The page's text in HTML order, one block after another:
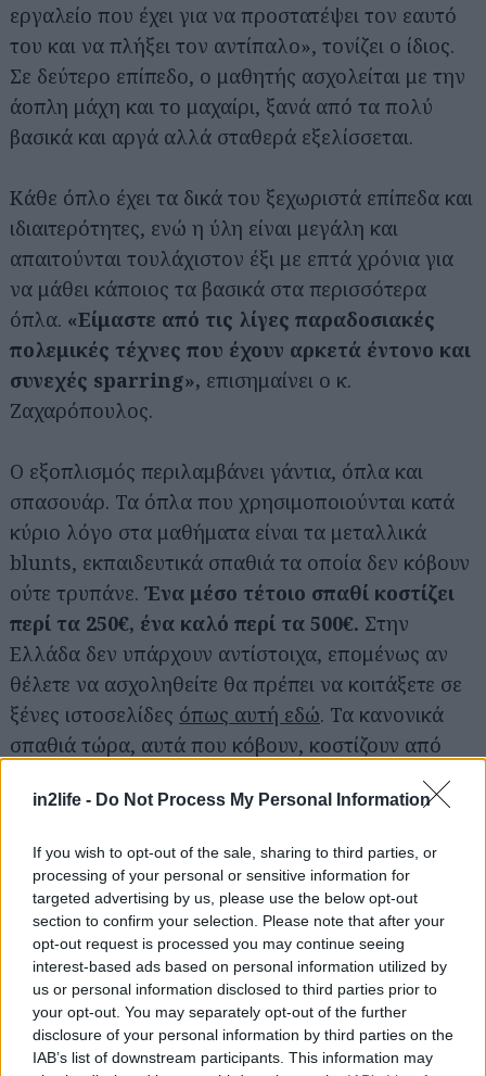
in2life - Do Not Process My Personal Information
If you wish to opt-out of the sale, sharing to third parties, or
processing of your personal or sensitive information for
targeted advertising by us, please use the below opt-out
section to confirm your selection. Please note that after your
opt-out request is processed you may continue seeing
interest-based ads based on personal information utilized by
us or personal information disclosed to third parties prior to
your opt-out. You may separately opt-out of the further
disclosure of your personal information by third parties on the
IAB’s list of downstream participants. This information may
εργαλείο που έχει για να προστατέψει τον εαυτό
του και να πλήξει τον αντίπαλο», τονίζει ο ίδιος.
Σε δεύτερο επίπεδο, ο μαθητής ασχολείται με την
άοπλη μάχη και το μαχαίρι, ξανά από τα πολύ
βασικά και αργά αλλά σταθερά εξελίσσεται.
Κάθε όπλο έχει τα δικά του ξεχωριστά επίπεδα και
ιδιαιτερότητες, ενώ η ύλη είναι μεγάλη και
απαιτούνται τουλάχιστον έξι με επτά χρόνια για
να μάθει κάποιος τα βασικά στα περισσότερα
όπλα. «Είμαστε από τις λίγες παραδοσιακές
πολεμικές τέχνες που έχουν αρκετά έντονο και
συνεχές sparring», επισημαίνει ο κ.
Ζαχαρόπουλος.
Ο εξοπλισμός περιλαμβάνει γάντια, όπλα και
σπασουάρ. Τα όπλα που χρησιμοποιούνται κατά
κύριο λόγο στα μαθήματα είναι τα μεταλλικά
blunts, εκπαιδευτικά σπαθιά τα οποία δεν κόβουν
ούτε τρυπάνε. Ένα μέσο τέτοιο σπαθί κοστίζει
περί τα 250€, ένα καλό περί τα 500€. Στην
Ελλάδα δεν υπάρχουν αντίστοιχα, επομένως αν
θέλετε να ασχοληθείτε θα πρέπει να κοιτάξετε σε
ξένες ιστοσελίδες όπως αυτή εδώ. Τα κανονικά
σπαθιά τώρα, αυτά που κόβουν, κοστίζουν από
800€ μέχρι… άπειρο. Με 1000€ πάντως, μπορείτε
να πάρετε ένα πολύ καλό και πιστό αντίγραφο
ειδικούς στόχους (ψάθες, κομμάτι κρέας
ενδεδυμένο με δέρμα, χαρτόνια κτλ.).
Αναζήτηση
για...